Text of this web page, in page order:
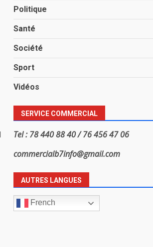
Politique
Santé
Société
Sport
Vidéos
SERVICE COMMERCIAL
Tel : 78 440 88 40 / 76 456 47 06
commercialb7info@gmail.com
AUTRES LANGUES
French